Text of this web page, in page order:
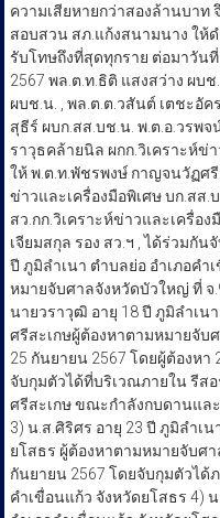
ความเสียหายกว่าสองล้านบาท
สอบสวน สภ.แก้งสนามนาง ให้
รับโทษถึงที่สุดทุกราย ต่อมาวัน
2567 พล.ต.ท.ธิติ แสงสว่าง ผบ
ผบช.น. , พล.ต.ต.วสันต์ เตชะอัค
สุธีร์ ผบก.สส.บช.น. พ.ต.อ.วรพจ
ราวุธคล้ายนิล ผกก.วิเคราะห์ข่
ให้ พ.ต.ท.พัชรพงษ์ กาญจนวัฏศรี
ข่าวและเครื่องมือพิเศษ บก.สส.
สว.กก.วิเคราะห์ข่าวและเครื่อ
เจียมสกุล รอง สว.ฯ , ได้ร่วมกั
ปี ภูมิลำเนา ตำบลย่อ อำเภอคำ
หมายจับศาลจังหวัดบัวใหญ่ ที่ จ
นายวราวุฒิ อายุ 18 ปี ภูมิลำเน
ศรีสะเกษผู้ต้องหาตามหมายจับ
25 กันยายน 2567 โดยผู้ต้องหา
จับกุมตัวได้ที่บริเวณภายใน รีส
ศรีสะเกษ ขณะกำลังกบดานแล
3) น.ส.ศิริศร อายุ 23 ปี ภูมิลำเ
ยโสธร ผู้ต้องหาตามหมายจับศ
กันยายน 2567 โดยจับกุมตัวได้
คำเขื่อนแก้ว จังหวัดยโสธร 4)